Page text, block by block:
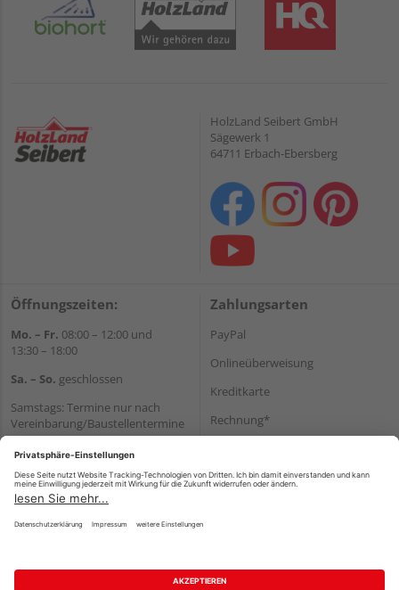
HolzLand Seibert GmbH
Sägewerk 1
64711 Erbach-Ebersberg
Öffnungszeiten:
Mo. – Fr. 08:00 – 12:00 und
13:30 – 18:00
Sa. – So. geschlossen
Samstags: Termine nur nach
Vereinbarung/Baustellentermine
Wir helfen Ihnen gerne
weiter
Tel.:+49 6062 956180
E-Mail:shop@holzland-seibert.de
Zahlungsarten
PayPal
Onlineüberweisung
Kreditkarte
Rechnung*
Versand
Impressum AGB Widerruf
Datenschutz